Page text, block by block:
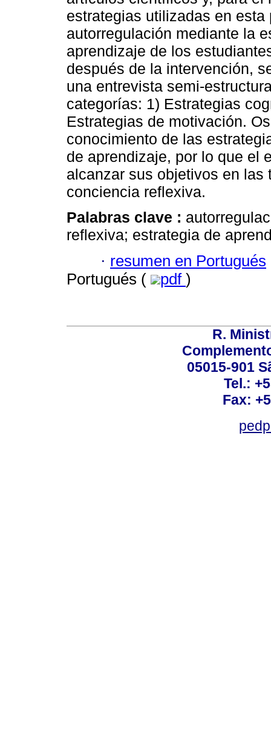
estrategias utilizadas en
autorregulación mediante la
aprendizaje de los
después de la intervención,
una entrevista semi-
categorías: 1) Estrategias
Estrategias de motivación.
conocimiento de las
de aprendizaje, por lo que el
alcanzar sus objetivos en las
conciencia reflexiva.
Palabras clave :
reflexiva; estrategia de
· resumen en Portugués
Portugués (
pdf )
R.
05015-901
Tel.:
Fax: